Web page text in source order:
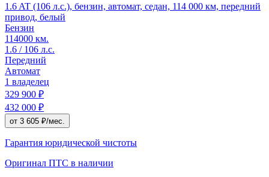
1.6 AT (106 л.с.), бензин, автомат, седан, 114 000 км, передний
привод, белый
Бензин
114000 км.
1.6 / 106 л.с.
Передний
Автомат
1 владелец
329 900 ₽
432 000 ₽
от 3 605 ₽/мес.
Гарантия юридической чистоты
Оригинал ПТС в наличии